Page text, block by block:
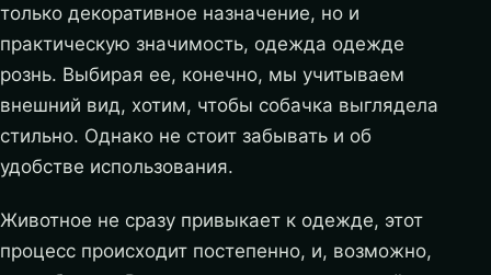
только декоративное назначение, но и
практическую значимость, одежда одежде
рознь. Выбирая ее, конечно, мы учитываем
внешний вид, хотим, чтобы собачка выглядела
стильно. Однако не стоит забывать и об
удобстве использования.
Животное не сразу привыкает к одежде, этот
процесс происходит постепенно, и, возможно,